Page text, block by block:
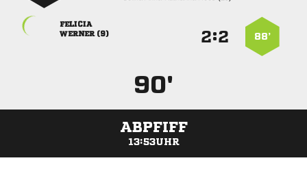
88’
:

 
90'
ABPFIFF
13:53UHR